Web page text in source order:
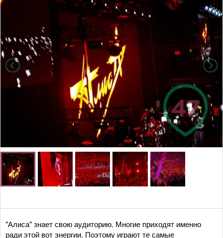
"Алиса" знает свою аудиторию. Многие приходят именно
ради этой вот энергии. Поэтому играют те самые